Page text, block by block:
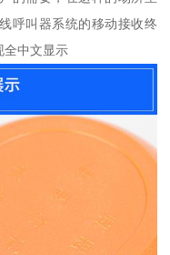
呼叫器系统的移动接收终
全中文显示